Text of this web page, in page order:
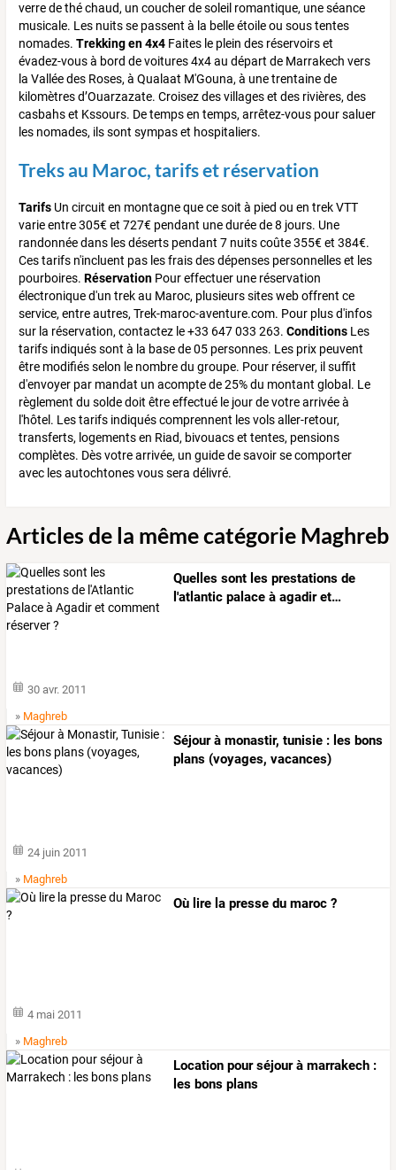
verre de thé chaud, un coucher de soleil romantique, une séance
musicale. Les nuits se passent à la belle étoile ou sous tentes
nomades. Trekking en 4x4 Faites le plein des réservoirs et
évadez-vous à bord de voitures 4x4 au départ de Marrakech vers
la Vallée des Roses, à Qualaat M'Gouna, à une trentaine de
kilomètres d’Ouarzazate. Croisez des villages et des rivières, des
casbahs et Kssours. De temps en temps, arrêtez-vous pour saluer
les nomades, ils sont sympas et hospitaliers.
Treks au Maroc, tarifs et réservation
Tarifs Un circuit en montagne que ce soit à pied ou en trek VTT
varie entre 305€ et 727€ pendant une durée de 8 jours. Une
randonnée dans les déserts pendant 7 nuits coûte 355€ et 384€.
Ces tarifs n'incluent pas les frais des dépenses personnelles et les
pourboires. Réservation Pour effectuer une réservation
électronique d'un trek au Maroc, plusieurs sites web offrent ce
service, entre autres, Trek-maroc-aventure.com. Pour plus d'infos
sur la réservation, contactez le +33 647 033 263. Conditions Les
tarifs indiqués sont à la base de 05 personnes. Les prix peuvent
être modifiés selon le nombre du groupe. Pour réserver, il suffit
d'envoyer par mandat un acompte de 25% du montant global. Le
règlement du solde doit être effectué le jour de votre arrivée à
l'hôtel. Les tarifs indiqués comprennent les vols aller-retour,
transferts, logements en Riad, bivouacs et tentes, pensions
complètes. Dès votre arrivée, un guide de savoir se comporter
avec les autochtones vous sera délivré.
Articles de la même catégorie Maghreb
Quelles sont les prestations de
l'atlantic palace à agadiret…
30 avr. 2011
» Maghreb
Séjour à monastir, tunisie : les bons
plans (voyages, vacances)
24 juin 2011
» Maghreb
Où lire la presse du maroc ?
4 mai 2011
» Maghreb
Location pour séjour à marrakech :
les bons plans